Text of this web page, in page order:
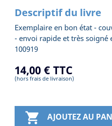
Descriptif du livre
Exemplaire en bon état -
- envoi rapide et très soigné
100919
14,00 € TTC
(hors frais de livraison)
 AJOUTEZ AU